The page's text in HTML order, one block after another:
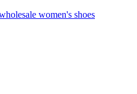
women's shoes